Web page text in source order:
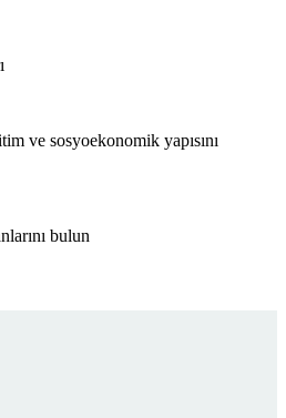
ve sosyoekonomik yapısını
bulun